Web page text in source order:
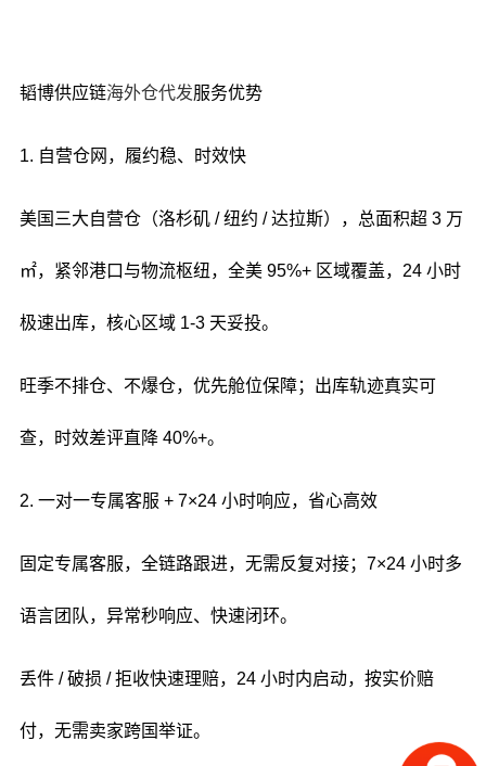
韬博供应链海外仓代发服务优势
1. 自营仓网，履约稳、时效快
美国三大自营仓（洛杉矶 / 纽约 / 达拉斯），总面积超 3 万
㎡，紧邻港口与物流枢纽，全美 95%+ 区域覆盖，24 小时
极速出库，核心区域 1-3 天妥投。
旺季不排仓、不爆仓，优先舱位保障；出库轨迹真实可
查，时效差评直降 40%+。
2. 一对一专属客服 + 7×24 小时响应，省心高效
固定专属客服，全链路跟进，无需反复对接；7×24 小时多
语言团队，异常秒响应、快速闭环。
丢件 / 破损 / 拒收快速理赔，24 小时内启动，按实价赔
付，无需卖家跨国举证。